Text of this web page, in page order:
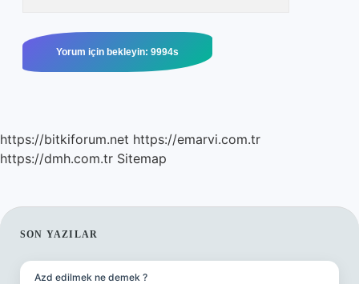
https://bitkiforum.net https://emarvi.com.tr
https://dmh.com.tr Sitemap
SIDEBAR
SON YAZILAR
Azd edilmek ne demek ?